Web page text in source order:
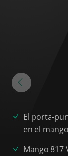
El porta-
en el
Mango 817